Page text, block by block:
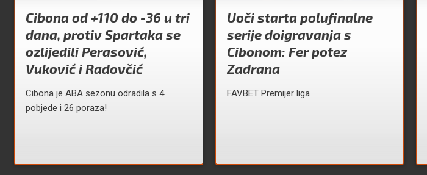
Cibona od +110 do -36 u tri
dana, protiv Spartaka se
ozlijedili Perasović,
Vuković i Radovčić
Cibona je ABA sezonu odradila s 4
pobjede i 26 poraza!
Uoči starta polufinalne
serije doigravanja s
Cibonom: Fer potez
Zadrana
FAVBET Premijer liga